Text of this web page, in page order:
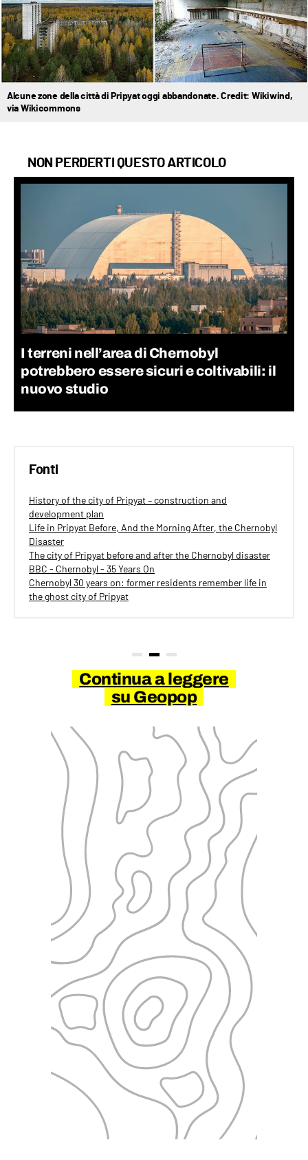
Alcune zone della città di Pripyat oggi abbandonate. Credit: Wikiwind,
via Wikicommons
NON PERDERTI QUESTO ARTICOLO
I terreni nell’area di Chernobyl
potrebbero essere sicuri e coltivabili: il
nuovo studio
Fonti
History of the city of Pripyat – construction and
development plan
Life in Pripyat Before, And the Morning After, the Chernobyl
Disaster
The city of Pripyat before and after the Chernobyl disaster
BBC - Chernobyl - 35 Years On
Chernobyl 30 years on: former residents remember life in
the ghost city of Pripyat
Continua a leggere
su Geopop